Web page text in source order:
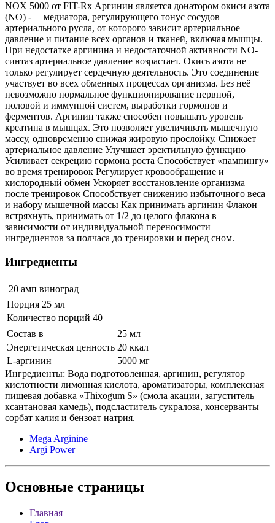
NOX 5000 от FIT-Rx Аргинин является донатором окиси азота
(NO) -— медиатора, регулирующего тонус сосудов
артериального русла, от которого зависит артериальное
давление и питание всех органов и тканей, включая мышцы.
При недостатке аргинина и недостаточной активности NO-
синтаз артериальное давление возрастает. Окись азота не
только регулирует сердечную деятельность. Это соединение
участвует во всех обменных процессах организма. Без неё
невозможно нормальное функционирование нервной,
половой и иммунной систем, выработки гормонов и
ферментов. Аргинин также способен повышать уровень
креатина в мышцах. Это позволяет увеличивать мышечную
массу, одновременно снижая жировую прослойку. Снижает
артериальное давление Улучшает эректильную функцию
Усиливает секрецию гормона роста Способствует «пампингу»
во время тренировок Регулирует кровообращение и
кислородный обмен Ускоряет восстановление организма
после тренировок Способствует снижению избыточного веса
и набору мышечной массы Как принимать аргинин Флакон
встряхнуть, принимать от 1/2 до целого флакона в
зависимости от индивидуальной переносимости
ингредиентов за полчаса до тренировки и перед сном.
Ингредиенты
20 амп виноград
Порция 25 мл
Количество порций 40
Состав в
25 мл
Энергетическая ценность 20 ккал
L-аргинин
5000 мг
Ингредиенты: Вода подготовленная, аргинин, регулятор
кислотности лимонная кислота, ароматизаторы, комплексная
пищевая добавка «Thixogum S» (смола акации, загуститель
ксантановая камедь), подсластитель сукралоза, консерванты
сорбат калия и бензоат натрия.
Mega Arginine
Argi Power
Основные страницы
Главная